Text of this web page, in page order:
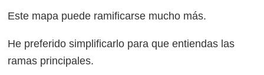
Este mapa puede ramificarse mucho más.
He preferido simplificarlo para que entiendas las
ramas principales.